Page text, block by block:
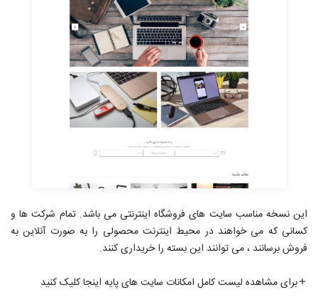
این نسخه مناسب سایت های فروشگاه اینترنتی می باشد. تمام شرکت ها و
کسانی که می خواهند در محیط اینترنت محصولی را به صورت آنلاین به
فروش برسانند ، می توانند این بسته را خریداری کنند.
برای مشاهده لیست کامل امکانات سایت های پایه اینجا کلیک کنید